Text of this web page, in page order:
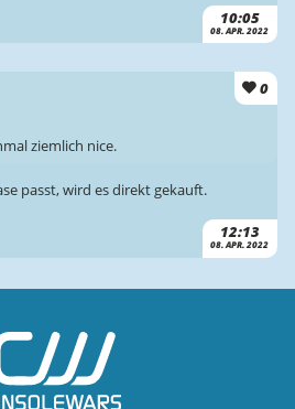
10:05
08. APR. 2022
0
12:13
08. APR. 2022
ziemlich nice.
passt, wird es direkt gekauft.